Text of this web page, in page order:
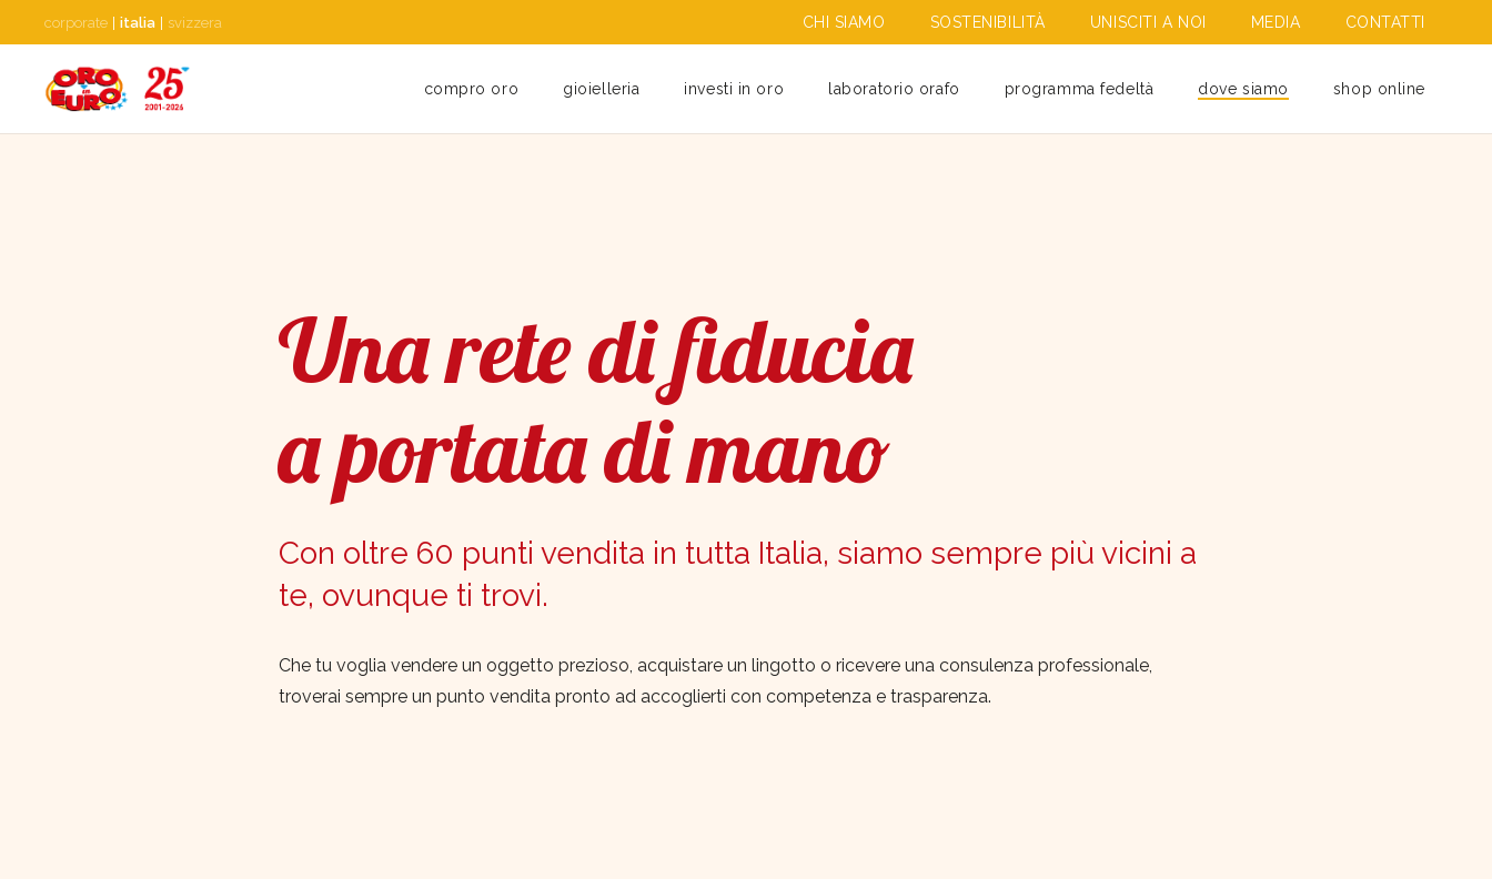
corporate italia svizzera CHI SIAMO SOSTENIBILITÀ UNISCITI A NOI MEDIA CONTATTI
compro oro gioielleria investi in oro laboratorio orafo programma fedeltà dove siamo shop online
Una rete di fiducia
a portata di mano
Con oltre 60 punti vendita in tutta Italia, siamo sempre più vicini a
te, ovunque ti trovi.
Che tu voglia vendere un oggetto prezioso, acquistare un lingotto o ricevere una consulenza professionale,
troverai sempre un punto vendita pronto ad accoglierti con competenza e trasparenza.